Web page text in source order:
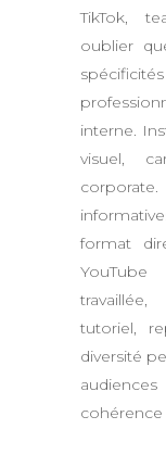
TikTok,
oublier
interne.
visuel,
format
tutoriel,
diversité
cohérence